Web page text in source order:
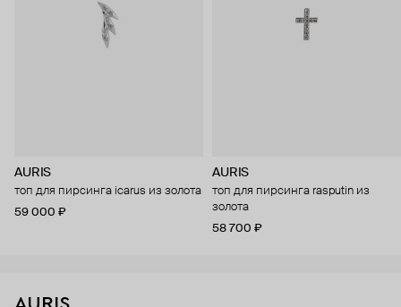
AURIS
топ для пирсинга icarus из золота
59 000 ₽
AURIS
топ для пирсинга rasputin из
золота
58 700 ₽
AURIS